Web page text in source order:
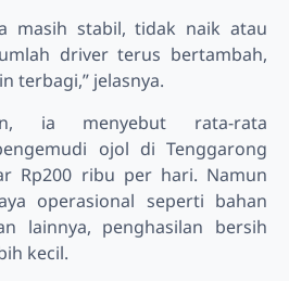
masih stabil, tidak naik atau
driver terus bertambah,
terbagi,” jelasnya.
ia menyebut rata-rata
ojol di Tenggarong
Rp200 ribu per hari. Namun
operasional seperti bahan
lainnya, penghasilan bersih
kecil.